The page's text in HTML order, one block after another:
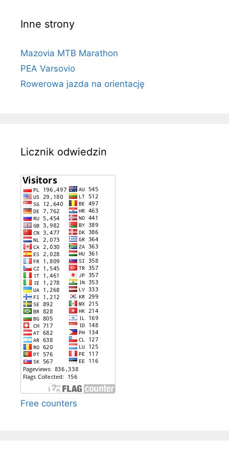
Inne strony
Mazovia MTB Marathon
PEA Varsovio
Rowerowa jazda na orientację
Licznik odwiedzin
Free counters